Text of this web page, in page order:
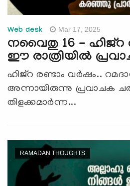
Web desk Mar 17, 2025
നവൈതു 16 - ഹിജ്റ
ഈ രാത്രിയില്‍
ഹിജ്റ രണ്ടാം വര്‍ഷം..
അന്നായിരുന്നു പ്രവാചക
തിളക്കമാര്‍ന്ന...
RAMADAN THOUGHTS